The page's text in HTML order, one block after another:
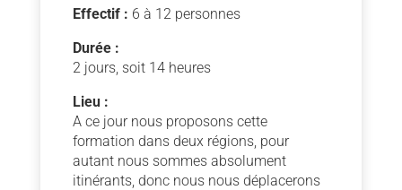
Effectif : 6 à 12 personnes
Durée :
2 jours, soit 14 heures
Lieu :
A ce jour nous proposons cette
formation dans deux régions, pour
autant nous sommes absolument
itinérants, donc nous nous déplacerons